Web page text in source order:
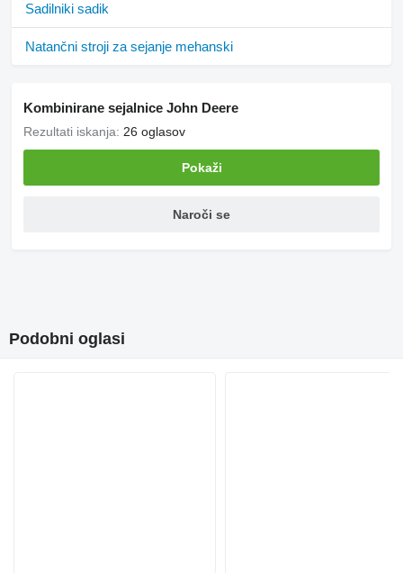
Sadilniki sadik
Natančni stroji za sejanje mehanski
Kombinirane sejalnice John Deere
Rezultati iskanja: 26 oglasov
Pokaži
Naroči se
Podobni oglasi